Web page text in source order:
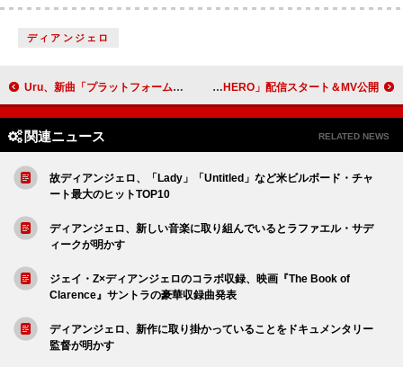
ディアンジェロ
Uru、新曲「プラットフォーム」MVに次期朝ドラW主演の上坂樹里 CDには「エイリアンズ」カバーも収録 LONGMAN、新曲「Underclass HERO」配信スタート＆MV公開
関連ニュース RELATED NEWS
故ディアンジェロ、「Lady」「Untitled」など米ビルボード・チャ
ート最大のヒットTOP10
ディアンジェロ、新しい音楽に取り組んでいるとラファエル・サデ
ィークが明かす
ジェイ・Z×ディアンジェロのコラボ収録、映画『The Book of
Clarence』サントラの豪華収録曲発表
ディアンジェロ、新作に取り掛かっていることをドキュメンタリー
監督が明かす